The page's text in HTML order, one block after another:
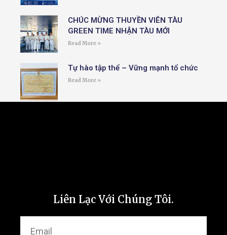
CHÚC MỪNG THUYỀN VIÊN TÀU
GREEN TIME NHẬN TÀU MỚI
Read More »
Tự hào tập thể – Vững mạnh tổ chức
Read More »
Liên Lạc Với Chúng Tôi.